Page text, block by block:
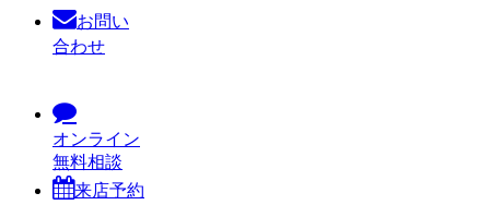
お問い
合わせ
オンライン
無料相談
来店予約